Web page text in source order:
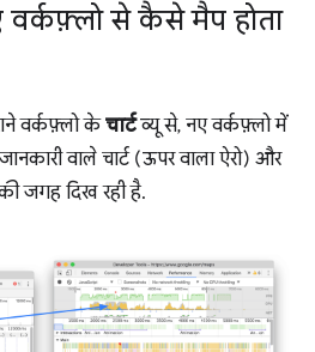
वर्कफ़्लो से कैसे मैप होता
वर्कफ़्लो केचार्टव्यू से, नए वर्कफ़्लो में
वाले चार्ट (ऊपर वाला ऐरो) और
की जगह दिख रही है.